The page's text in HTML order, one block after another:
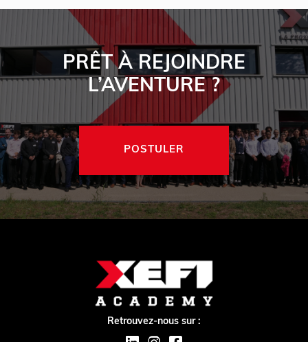
PRÊT À REJOINDRE
L’AVENTURE ?
POSTULER
Retrouvez-nous sur :